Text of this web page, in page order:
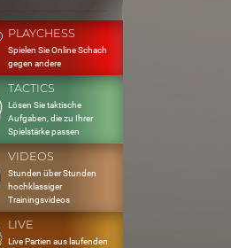
PLAYCHESS
Spielen Sie Online Schach
gegen andere
TACTICS
Lösen Sie taktische
Aufgaben, die zu Ihrer
Spielstärke passen
VIDEOS
Stunden über Stunden
hochklassiger
Trainingsvideos
LIVE
Live Partien aus laufenden